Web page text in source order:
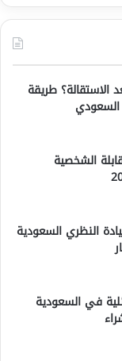
طريقة
الشخصية
النظري السعودية
في السعودية